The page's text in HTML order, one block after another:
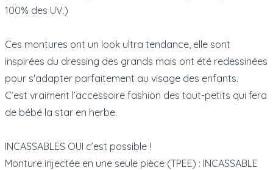
100% des UV.)
Ces montures ont un look ultra tendance, elle sont
inspirées du dressing des grands mais ont été redessinées
pour s'adapter parfaitement au visage des enfants.
C’est vraiment l’accessoire fashion des tout-petits qui fera
de bébé la star en herbe.
INCASSABLES OUI c’est possible !
Monture injectée en une seule pièce (TPEE) : INCASSABLE